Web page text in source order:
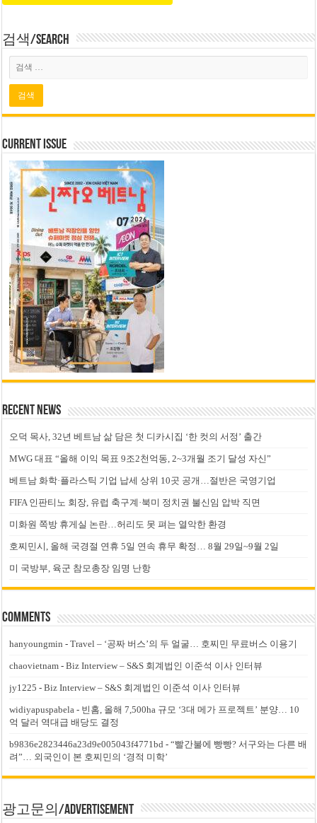
검색/Search
Current Issue
Recent News
오덕 목사, 32년 베트남 삶 담은 첫 디카시집 ‘한 컷의 서정’ 출간
MWG 대표 “올해 이익 목표 9조2천억동, 2~3개월 조기 달성 자신”
베트남 화학·플라스틱 기업 납세 상위 10곳 공개…절반은 국영기업
FIFA 인판티노 회장, 유럽 축구계·북미 정치권 불신임 압박 직면
미화원 쪽방 휴게실 논란…허리도 못 펴는 열악한 환경
호찌민시, 올해 국경절 연휴 5일 연속 휴무 확정… 8월 29일~9월 2일
미 국방부, 육군 참모총장 임명 난항
Comments
hanyoungmin -Travel – ‘공짜 버스’의 두 얼굴… 호찌민 무료버스 이용기
chaovietnam -Biz Interview – S&S 회계법인 이준석 이사 인터뷰
jy1225 -Biz Interview – S&S 회계법인 이준석 이사 인터뷰
widiyapuspabela - 빈홈, 올해 7,500ha 규모 ‘3대 메가 프로젝트’ 분양… 10
억 달러 역대급 배당도 결정
b9836e2823446a23d9e005043f4771bd -“빨간불에 빵빵? 서구와는 다른 배
려”… 외국인이 본 호찌민의 ‘경적 미학’
광고문의/Advertisement